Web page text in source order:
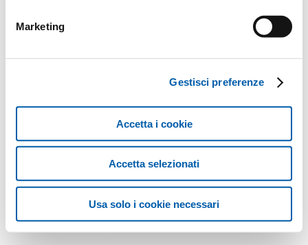
Marketing
Gestisci preferenze
Accetta i cookie
Accetta selezionati
Usa solo i cookie necessari